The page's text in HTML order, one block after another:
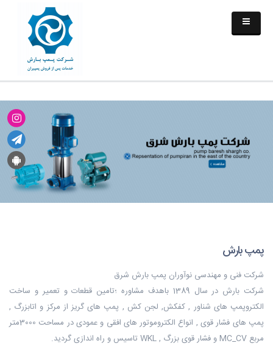
پمپ بارش
شرکت فنی و مهندسی نوآوران پمپ بارش شرق
شرکت بارش در سال 1389 باهدف مشاوره ؛تامین قطعات و تعمیر و ساخت
الکتروپمپ های شناور , کفکش, لجن کش , پمپ های گریز از مرکز و اتابزرگ ,
پمپ های فشار قوی , انواع الکتروموتور های افقی و عمودی در مساحت 3000متر
مربع MC_CV و فشار قوی بزرگ , WKL تاسیس و راه اندازی گردید.